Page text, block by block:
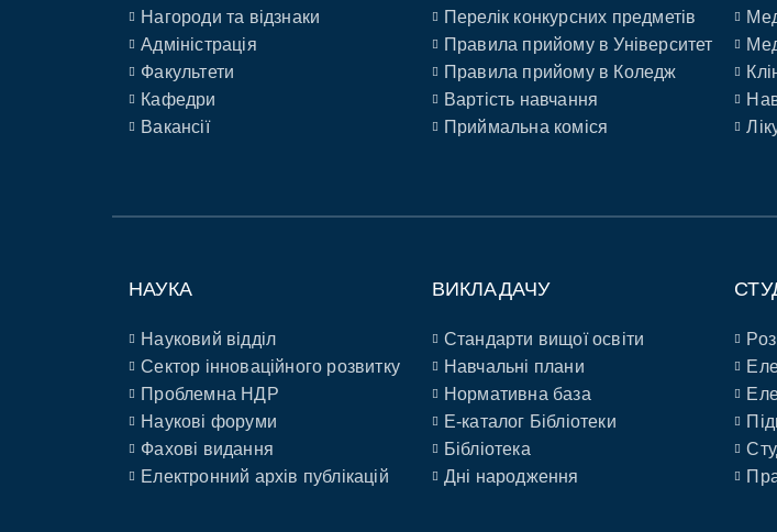
Нагороди та відзнаки
Адміністрація
Факультети
Кафедри
Вакансії
Перелік конкурсних предметів
Правила прийому в Університет
Правила прийому в Коледж
Вартість навчання
Приймальна коміся
НАУКА
Науковий відділ
Сектор інноваційного розвитку
Проблемна НДР
Наукові форуми
Фахові видання
Електронний архів публікацій
ВИКЛАДАЧУ
Стандарти вищої освіти
Навчальні плани
Нормативна база
E-каталог Бібліотеки
Бібліотека
Дні народження